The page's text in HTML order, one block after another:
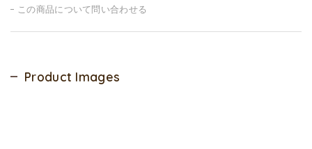
この商品について問い合わせる
Product Images